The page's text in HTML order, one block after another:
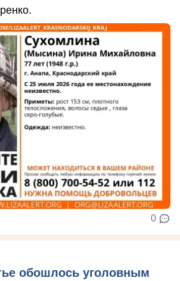
0
обошлось уголовным